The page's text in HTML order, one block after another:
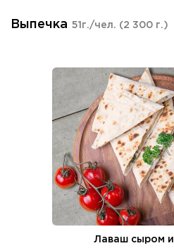
Выпечка 51г./чел. (2 300 г.)
Лаваш сыром